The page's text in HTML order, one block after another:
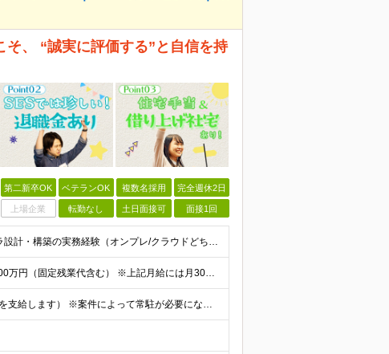
、 “誠実に評価する”と自信を持
第二新卒OK ベテランOK 複数名採用 完全週休2日
上場企業 転勤なし 土日面接可 面接1回
◆以下のいずれかの経験をお持ちの方 ・インフラ設計・構築の実務経験（オンプレ/クラウドどちらもOK） ・クラウド環境下での運用保守に関する実務経験 ◆学歴不問 ＜こんな方は特に歓迎します＞ ◎これま
【エンジニア経験6年以上の方】 月給46万円～100万円（固定残業代含む） ※上記月給には月30時間分の固定残業代（月8万7,400円～月19万円）を含む。超過分は全額支給。 【エンジニア経験4年以
★フルリモート勤務も可（全国応募OK/住宅手当を支給します） ※案件によって常駐が必要になる場合があります。 ※希望がない限り、転勤はありません ※U・Iターン歓迎 ★ルトラの社員は全国各地で活躍中